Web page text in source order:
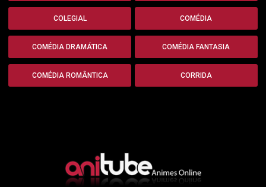
COLEGIAL COMÉDIA
COMÉDIA DRAMÁTICA COMÉDIA FANTASIA
COMÉDIA ROMÂNTICA CORRIDA